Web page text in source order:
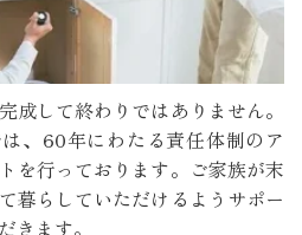
成して終わりではありません。
、60年にわたる責任体制のア
を行っております。ご家族が末
暮らしていただけるようサポー
きます。